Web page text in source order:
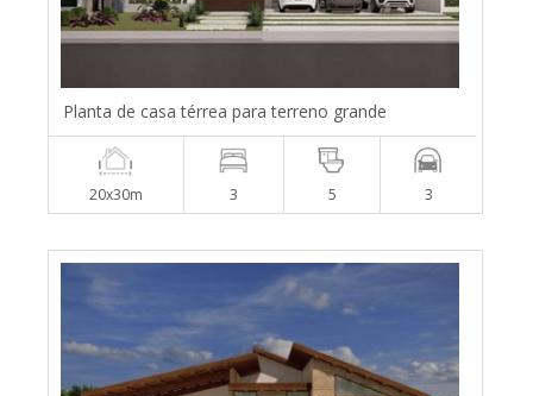
Planta de casa térrea para terreno grande
20x30m 3 5 3